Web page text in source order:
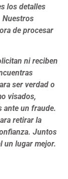
los detalles
Nuestros
de procesar
ni reciben
ser verdad o
visados,
ante un fraude.
retirar la
Juntos
un lugar mejor.